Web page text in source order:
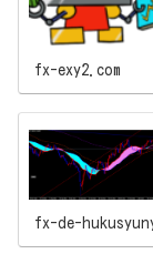
fx-exy2.com
fx-de-